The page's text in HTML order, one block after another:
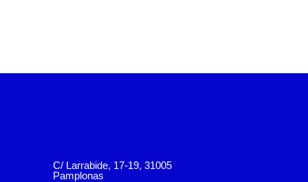
C/ Larrabide, 17-19, 31005
Pamplonas